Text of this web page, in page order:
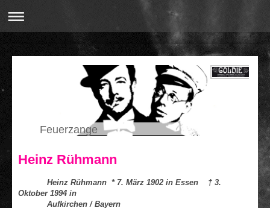
Feuerzange
Heinz Rühmann
Heinz Rühmann * 7. März 1902 in Essen † 3.
Oktober 1994 in
Aufkirchen / Bayern